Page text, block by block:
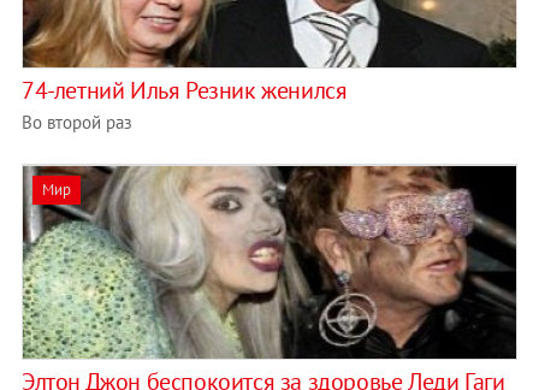
74-летний Илья Резник женился
Во второй раз
Мир
Элтон Джон беспокоится за здоровье Леди Гаги